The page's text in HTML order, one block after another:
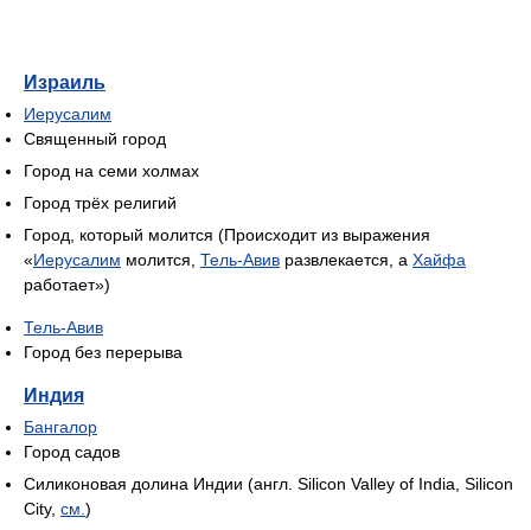
Израиль
Иерусалим
Священный город
Город на семи холмах
Город трёх религий
Город, который молится (Происходит из выражения
«Иерусалим молится, Тель-Авив развлекается, а Хайфа
работает»)
Тель-Авив
Город без перерыва
Индия
Бангалор
Город садов
Силиконовая долина Индии (англ. Silicon Valley of India, Silicon
City, см. )